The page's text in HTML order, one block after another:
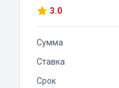
3.0
Сумма
Ставка
Срок